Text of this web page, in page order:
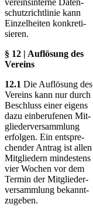
schutz­richt­linie kann
Einzel­heiten kon­kre­ti­
sieren.
§ 12 | Auflösung des
Vereins
12.1 Die Auflösung des
Vereins kann nur durch
Beschluss einer eigens
dazu ein­be­ru­fenen Mit­
glie­der­ver­sam­mlung
erfolgen. Ein ent­spre­
chender Antrag ist allen
Mit­glie­dern mindestens
vier Wochen vor dem
Termin der Mit­glie­der­
ver­samm­lung bekannt­
zu­geben.